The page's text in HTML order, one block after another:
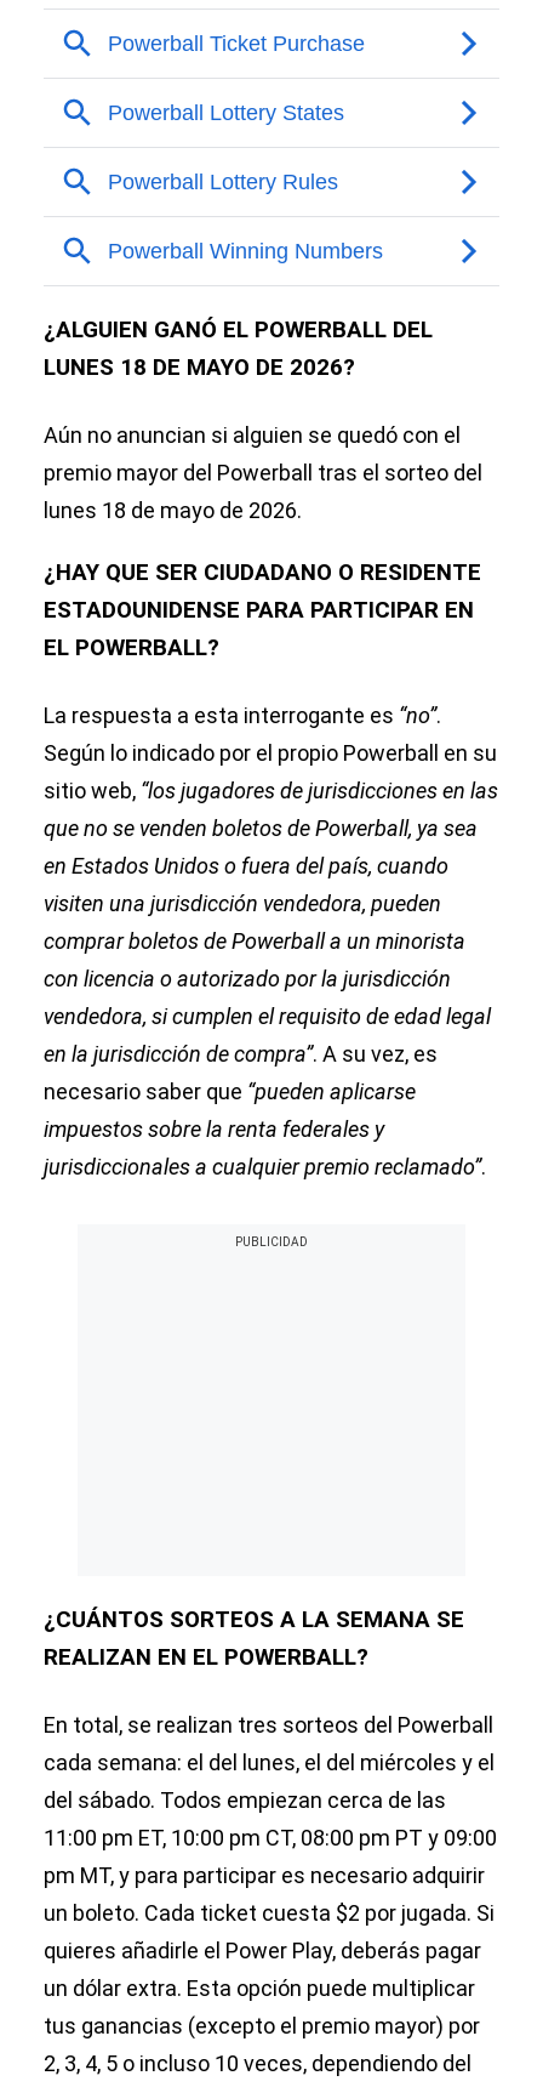
¿ALGUIEN GANÓ EL POWERBALL DEL
LUNES 18 DE MAYO DE 2026?
Aún no anuncian si alguien se quedó con el
premio mayor del Powerball tras el sorteo del
lunes 18 de mayo de 2026.
¿HAY QUE SER CIUDADANO O RESIDENTE
ESTADOUNIDENSE PARA PARTICIPAR EN
EL POWERBALL?
La respuesta a esta interrogante es “no”.
Según lo indicado por el propio Powerball en su
sitio web, “los jugadores de jurisdicciones en las
que no se venden boletos de Powerball, ya sea
en Estados Unidos o fuera del país, cuando
visiten una jurisdicción vendedora, pueden
comprar boletos de Powerball a un minorista
con licencia o autorizado por la jurisdicción
vendedora, si cumplen el requisito de edad legal
en la jurisdicción de compra”. A su vez, es
necesario saber que “pueden aplicarse
impuestos sobre la renta federales y
jurisdiccionales a cualquier premio reclamado”.
¿CUÁNTOS SORTEOS A LA SEMANA SE
REALIZAN EN EL POWERBALL?
En total, se realizan tres sorteos del Powerball
cada semana: el del lunes, el del miércoles y el
del sábado. Todos empiezan cerca de las
11:00 pm ET, 10:00 pm CT, 08:00 pm PT y 09:00
pm MT, y para participar es necesario adquirir
un boleto. Cada ticket cuesta $2 por jugada. Si
quieres añadirle el Power Play, deberás pagar
un dólar extra. Esta opción puede multiplicar
tus ganancias (excepto el premio mayor) por
2, 3, 4, 5 o incluso 10 veces, dependiendo del